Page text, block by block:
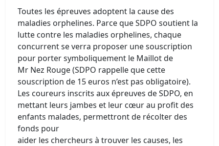
Toutes les épreuves adoptent la cause des
maladies orphelines. Parce que SDPO soutient la
lutte contre les maladies orphelines, chaque
concurrent se verra proposer une souscription
pour porter symboliquement le Maillot de
Mr Nez Rouge (SDPO rappelle que cette
souscription de 15 euros n’est pas obligatoire).
Les coureurs inscrits aux épreuves de SDPO, en
mettant leurs jambes et leur cœur au profit des
enfants malades, permettront de récolter des
fonds pour
aider les chercheurs à trouver les causes, les